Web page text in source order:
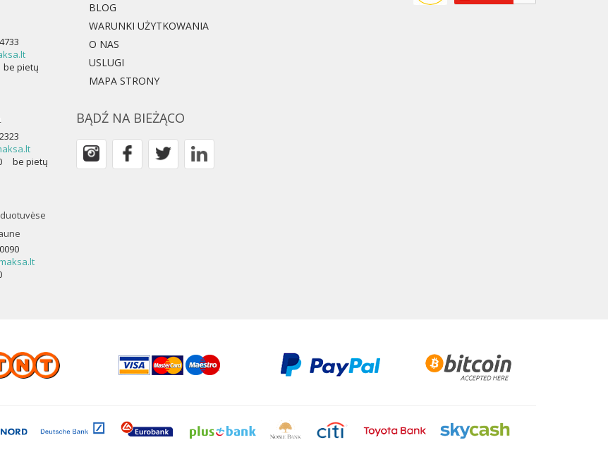
be pietų
be pietų
BLOG
WARUNKI UŻYTKOWANIA
O NAS
USLUGI
MAPA STRONY
BĄDŹ NA BIEŻĄCO